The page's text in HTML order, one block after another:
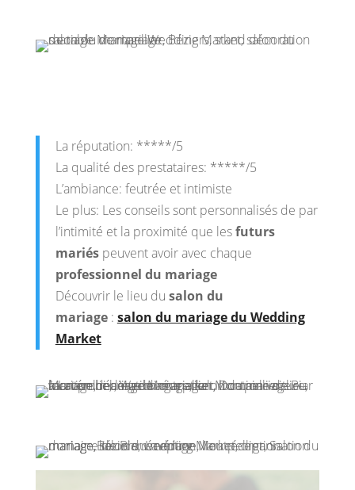
La réputation: *****/5
La qualité des prestataires: *****/5
L’ambiance: feutrée et intimiste
Le plus: Les conseils sont personnalisés de par
l’intimité et la proximité que lesfuturs
mariéspeuvent avoir avec chaque
professionnel du mariage
Découvrir le lieu du salon du
mariage : salon du mariage du Wedding
Market